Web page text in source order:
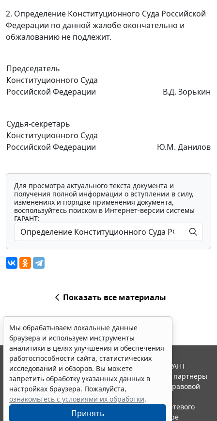
2. Определение Конституционного Суда Российской
Федерации по данной жалобе окончательно и
обжалованию не подлежит.
Председатель
Конституционного Суда
Российской Федерации
В.Д. Зорькин
Судья-секретарь
Конституционного Суда
Российской Федерации
Ю.М. Данилов
Для просмотра актуального текста документа и
получения полной информации о вступлении в силу,
изменениях и порядке применения документа,
воспользуйтесь поиском в Интернет-версии системы
ГАРАНТ:
Показать все материалы
Мы обрабатываем локальные данные
браузера и используем инструменты
аналитики в целях улучшения и обеспечения
работоспособности сайта, статистических
исследований и обзоров. Вы можете
запретить обработку указанных данных в
настройках браузера. Пожалуйста,
ознакомьтесь с условиями их обработки.
Принять
© ООО "НПП "ГАРАНТ-СЕРВИС", 2026. Система ГАРАНТ
выпускается с 1990 года. Компания "Гарант" и ее партнеры
являются участниками Российской ассоциации правовой
информации ГАРАНТ.
Портал ГАРАНТ.РУ зарегистрирован в качестве сетевого
издания Федеральной службой по надзору в сфере